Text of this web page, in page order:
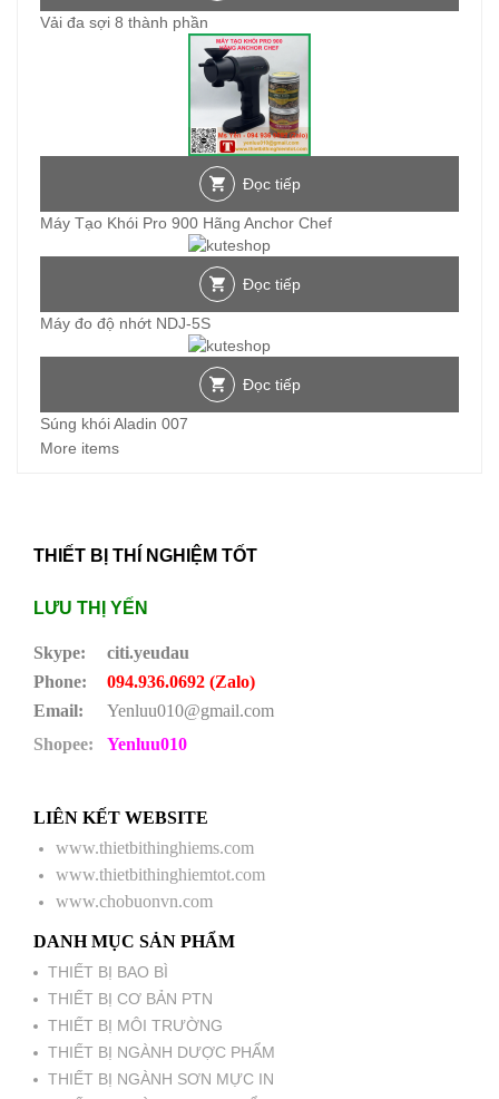
Vải đa sợi 8 thành phần
Đọc tiếp
Máy Tạo Khói Pro 900 Hãng Anchor Chef
Đọc tiếp
Máy đo độ nhớt NDJ-5S
Đọc tiếp
Súng khói Aladin 007
More items
THIẾT BỊ THÍ NGHIỆM TỐT
LƯU THỊ YẾN
Skype:
citi.yeudau
Phone:
094.936.0692 (Zalo)
Email:
Yenluu010@gmail.com
Shopee:
Yenluu010
LIÊN KẾT WEBSITE
www.thietbithinghiems.com
www.thietbithinghiemtot.com
www.chobuonvn.com
DANH MỤC SẢN PHẨM
THIẾT BỊ BAO BÌ
THIẾT BỊ CƠ BẢN PTN
THIẾT BỊ MÔI TRƯỜNG
THIẾT BỊ NGÀNH DƯỢC PHẨM
THIẾT BỊ NGÀNH SƠN MỰC IN